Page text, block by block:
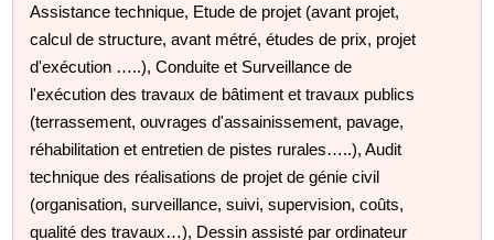
Assistance technique, Etude de projet (avant projet,
calcul de structure, avant métré, études de prix, projet
d'exécution …..), Conduite et Surveillance de
l'exécution des travaux de bâtiment et travaux publics
(terrassement, ouvrages d'assainissement, pavage,
réhabilitation et entretien de pistes rurales…..), Audit
technique des réalisations de projet de génie civil
(organisation, surveillance, suivi, supervision, coûts,
qualité des travaux…), Dessin assisté par ordinateur